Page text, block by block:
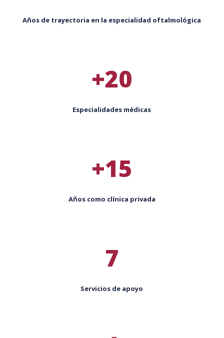
Años de trayectoria en la especialidad oftalmológica
+20
Especialidades médicas
+15
Años como clínica privada
7
Servicios de apoyo